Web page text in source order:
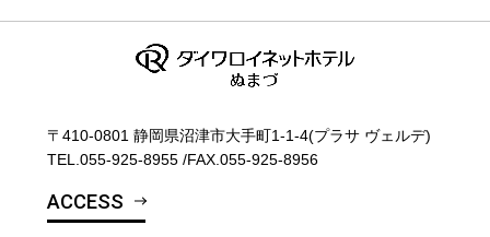
〒410-0801 静岡県沼津市大手町1-1-4(プラサ ヴェルデ)
TEL.055-925-8955 /FAX.055-925-8956
ACCESS